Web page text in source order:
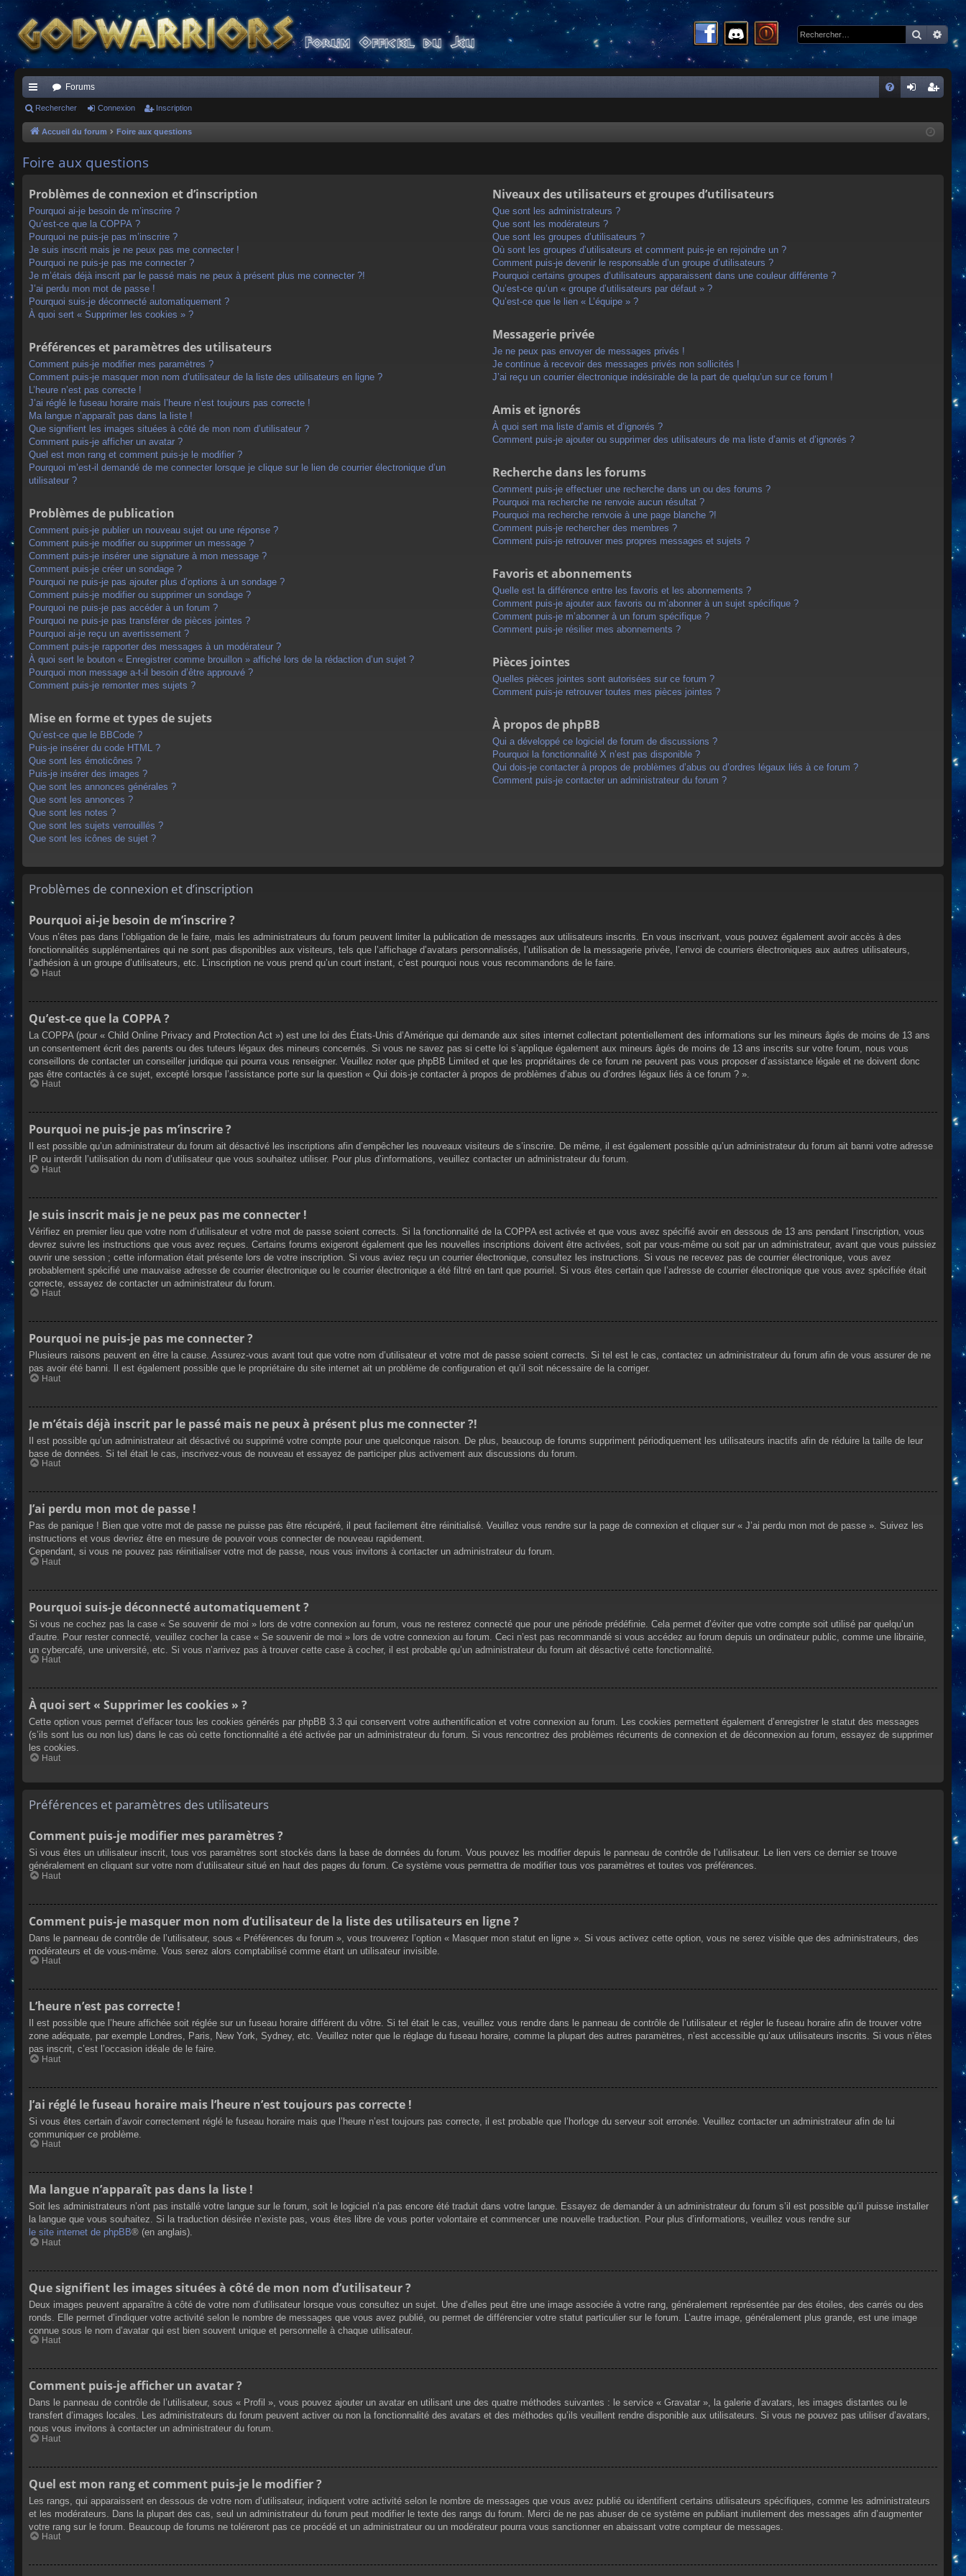
ac
co
s
Forums
cri
Rechercher Connexion Inscription
Accueil du forum Foire aux questions
Foire aux questions
Problèmes de connexion et d’inscription
Pourquoi ai-je besoin de m’inscrire ?
Qu’est-ce que la COPPA ?
Pourquoi ne puis-je pas m’inscrire ?
Je suis inscrit mais je ne peux pas me connecter !
Pourquoi ne puis-je pas me connecter ?
Je m’étais déjà inscrit par le passé mais ne peux à présent plus me connecter ?!
J’ai perdu mon mot de passe !
Pourquoi suis-je déconnecté automatiquement ?
À quoi sert « Supprimer les cookies » ?
Préférences et paramètres des utilisateurs
Comment puis-je modifier mes paramètres ?
Comment puis-je masquer mon nom d’utilisateur de la liste des utilisateurs en ligne ?
L’heure n’est pas correcte !
J’ai réglé le fuseau horaire mais l’heure n’est toujours pas correcte !
Ma langue n’apparaît pas dans la liste !
Que signifient les images situées à côté de mon nom d’utilisateur ?
Comment puis-je afficher un avatar ?
Quel est mon rang et comment puis-je le modifier ?
Pourquoi m’est-il demandé de me connecter lorsque je clique sur le lien de courrier électronique d’un
utilisateur ?
Problèmes de publication
Comment puis-je publier un nouveau sujet ou une réponse ?
Comment puis-je modifier ou supprimer un message ?
Comment puis-je insérer une signature à mon message ?
Comment puis-je créer un sondage ?
Pourquoi ne puis-je pas ajouter plus d’options à un sondage ?
Comment puis-je modifier ou supprimer un sondage ?
Pourquoi ne puis-je pas accéder à un forum ?
Pourquoi ne puis-je pas transférer de pièces jointes ?
Pourquoi ai-je reçu un avertissement ?
Comment puis-je rapporter des messages à un modérateur ?
À quoi sert le bouton « Enregistrer comme brouillon » affiché lors de la rédaction d’un sujet ?
Pourquoi mon message a-t-il besoin d’être approuvé ?
Comment puis-je remonter mes sujets ?
Mise en forme et types de sujets
Qu’est-ce que le BBCode ?
Puis-je insérer du code HTML ?
Que sont les émoticônes ?
Puis-je insérer des images ?
Que sont les annonces générales ?
Que sont les annonces ?
Que sont les notes ?
Que sont les sujets verrouillés ?
Que sont les icônes de sujet ?
Niveaux des utilisateurs et groupes d’utilisateurs
Que sont les administrateurs ?
Que sont les modérateurs ?
Que sont les groupes d’utilisateurs ?
Où sont les groupes d’utilisateurs et comment puis-je en rejoindre un ?
Comment puis-je devenir le responsable d’un groupe d’utilisateurs ?
Pourquoi certains groupes d’utilisateurs apparaissent dans une couleur différente ?
Qu’est-ce qu’un « groupe d’utilisateurs par défaut » ?
Qu’est-ce que le lien « L’équipe » ?
Messagerie privée
Je ne peux pas envoyer de messages privés !
Je continue à recevoir des messages privés non sollicités !
J’ai reçu un courrier électronique indésirable de la part de quelqu’un sur ce forum !
Amis et ignorés
À quoi sert ma liste d’amis et d’ignorés ?
Comment puis-je ajouter ou supprimer des utilisateurs de ma liste d’amis et d’ignorés ?
Recherche dans les forums
Comment puis-je effectuer une recherche dans un ou des forums ?
Pourquoi ma recherche ne renvoie aucun résultat ?
Pourquoi ma recherche renvoie à une page blanche ?!
Comment puis-je rechercher des membres ?
Comment puis-je retrouver mes propres messages et sujets ?
Favoris et abonnements
Quelle est la différence entre les favoris et les abonnements ?
Comment puis-je ajouter aux favoris ou m’abonner à un sujet spécifique ?
Comment puis-je m’abonner à un forum spécifique ?
Comment puis-je résilier mes abonnements ?
Pièces jointes
Quelles pièces jointes sont autorisées sur ce forum ?
Comment puis-je retrouver toutes mes pièces jointes ?
À propos de phpBB
Qui a développé ce logiciel de forum de discussions ?
Pourquoi la fonctionnalité X n’est pas disponible ?
Qui dois-je contacter à propos de problèmes d’abus ou d’ordres légaux liés à ce forum ?
Comment puis-je contacter un administrateur du forum ?
Problèmes de connexion et d’inscription
Pourquoi ai-je besoin de m’inscrire ?
Vous n’êtes pas dans l’obligation de le faire, mais les administrateurs du forum peuvent limiter la publication de messages aux utilisateurs inscrits. En vous inscrivant, vous pouvez également avoir accès à des
fonctionnalités supplémentaires qui ne sont pas disponibles aux visiteurs, tels que l’affichage d’avatars personnalisés, l’utilisation de la messagerie privée, l’envoi de courriers électroniques aux autres utilisateurs,
l’adhésion à un groupe d’utilisateurs, etc. L’inscription ne vous prend qu’un court instant, c’est pourquoi nous vous recommandons de le faire.
Haut
Qu’est-ce que la COPPA ?
La COPPA (pour « Child Online Privacy and Protection Act ») est une loi des États-Unis d’Amérique qui demande aux sites internet collectant potentiellement des informations sur les mineurs âgés de moins de 13 ans
un consentement écrit des parents ou des tuteurs légaux des mineurs concernés. Si vous ne savez pas si cette loi s’applique également aux mineurs âgés de moins de 13 ans inscrits sur votre forum, nous vous
conseillons de contacter un conseiller juridique qui pourra vous renseigner. Veuillez noter que phpBB Limited et que les propriétaires de ce forum ne peuvent pas vous proposer d’assistance légale et ne doivent donc
pas être contactés à ce sujet, excepté lorsque l’assistance porte sur la question « Qui dois-je contacter à propos de problèmes d’abus ou d’ordres légaux liés à ce forum ? ».
Haut
Pourquoi ne puis-je pas m’inscrire ?
Il est possible qu’un administrateur du forum ait désactivé les inscriptions afin d’empêcher les nouveaux visiteurs de s’inscrire. De même, il est également possible qu’un administrateur du forum ait banni votre adresse
IP ou interdit l’utilisation du nom d’utilisateur que vous souhaitez utiliser. Pour plus d’informations, veuillez contacter un administrateur du forum.
Haut
Je suis inscrit mais je ne peux pas me connecter !
Vérifiez en premier lieu que votre nom d’utilisateur et votre mot de passe soient corrects. Si la fonctionnalité de la COPPA est activée et que vous avez spécifié avoir en dessous de 13 ans pendant l’inscription, vous
devrez suivre les instructions que vous avez reçues. Certains forums exigeront également que les nouvelles inscriptions doivent être activées, soit par vous-même ou soit par un administrateur, avant que vous puissiez
ouvrir une session ; cette information était présente lors de votre inscription. Si vous aviez reçu un courrier électronique, consultez les instructions. Si vous ne recevez pas de courrier électronique, vous avez
probablement spécifié une mauvaise adresse de courrier électronique ou le courrier électronique a été filtré en tant que pourriel. Si vous êtes certain que l’adresse de courrier électronique que vous avez spécifiée était
correcte, essayez de contacter un administrateur du forum.
Haut
Pourquoi ne puis-je pas me connecter ?
Plusieurs raisons peuvent en être la cause. Assurez-vous avant tout que votre nom d’utilisateur et votre mot de passe soient corrects. Si tel est le cas, contactez un administrateur du forum afin de vous assurer de ne
pas avoir été banni. Il est également possible que le propriétaire du site internet ait un problème de configuration et qu’il soit nécessaire de la corriger.
Haut
Je m’étais déjà inscrit par le passé mais ne peux à présent plus me connecter ?!
Il est possible qu’un administrateur ait désactivé ou supprimé votre compte pour une quelconque raison. De plus, beaucoup de forums suppriment périodiquement les utilisateurs inactifs afin de réduire la taille de leur
base de données. Si tel était le cas, inscrivez-vous de nouveau et essayez de participer plus activement aux discussions du forum.
Haut
J’ai perdu mon mot de passe !
Pas de panique ! Bien que votre mot de passe ne puisse pas être récupéré, il peut facilement être réinitialisé. Veuillez vous rendre sur la page de connexion et cliquer sur « J’ai perdu mon mot de passe ». Suivez les
instructions et vous devriez être en mesure de pouvoir vous connecter de nouveau rapidement.
Cependant, si vous ne pouvez pas réinitialiser votre mot de passe, nous vous invitons à contacter un administrateur du forum.
Haut
Pourquoi suis-je déconnecté automatiquement ?
Si vous ne cochez pas la case « Se souvenir de moi » lors de votre connexion au forum, vous ne resterez connecté que pour une période prédéfinie. Cela permet d’éviter que votre compte soit utilisé par quelqu’un
d’autre. Pour rester connecté, veuillez cocher la case « Se souvenir de moi » lors de votre connexion au forum. Ceci n’est pas recommandé si vous accédez au forum depuis un ordinateur public, comme une librairie,
un cybercafé, une université, etc. Si vous n’arrivez pas à trouver cette case à cocher, il est probable qu’un administrateur du forum ait désactivé cette fonctionnalité.
Haut
À quoi sert « Supprimer les cookies » ?
Cette option vous permet d’effacer tous les cookies générés par phpBB 3.3 qui conservent votre authentification et votre connexion au forum. Les cookies permettent également d’enregistrer le statut des messages
(s’ils sont lus ou non lus) dans le cas où cette fonctionnalité a été activée par un administrateur du forum. Si vous rencontrez des problèmes récurrents de connexion et de déconnexion au forum, essayez de supprimer
les cookies.
Haut
Préférences et paramètres des utilisateurs
Comment puis-je modifier mes paramètres ?
Si vous êtes un utilisateur inscrit, tous vos paramètres sont stockés dans la base de données du forum. Vous pouvez les modifier depuis le panneau de contrôle de l’utilisateur. Le lien vers ce dernier se trouve
généralement en cliquant sur votre nom d’utilisateur situé en haut des pages du forum. Ce système vous permettra de modifier tous vos paramètres et toutes vos préférences.
Haut
Comment puis-je masquer mon nom d’utilisateur de la liste des utilisateurs en ligne ?
Dans le panneau de contrôle de l’utilisateur, sous « Préférences du forum », vous trouverez l’option « Masquer mon statut en ligne ». Si vous activez cette option, vous ne serez visible que des administrateurs, des
modérateurs et de vous-même. Vous serez alors comptabilisé comme étant un utilisateur invisible.
Haut
L’heure n’est pas correcte !
Il est possible que l’heure affichée soit réglée sur un fuseau horaire différent du vôtre. Si tel était le cas, veuillez vous rendre dans le panneau de contrôle de l’utilisateur et régler le fuseau horaire afin de trouver votre
zone adéquate, par exemple Londres, Paris, New York, Sydney, etc. Veuillez noter que le réglage du fuseau horaire, comme la plupart des autres paramètres, n’est accessible qu’aux utilisateurs inscrits. Si vous n’êtes
pas inscrit, c’est l’occasion idéale de le faire.
Haut
J’ai réglé le fuseau horaire mais l’heure n’est toujours pas correcte !
Si vous êtes certain d’avoir correctement réglé le fuseau horaire mais que l’heure n’est toujours pas correcte, il est probable que l’horloge du serveur soit erronée. Veuillez contacter un administrateur afin de lui
communiquer ce problème.
Haut
Ma langue n’apparaît pas dans la liste !
Soit les administrateurs n’ont pas installé votre langue sur le forum, soit le logiciel n’a pas encore été traduit dans votre langue. Essayez de demander à un administrateur du forum s’il est possible qu’il puisse installer
la langue que vous souhaitez. Si la traduction désirée n’existe pas, vous êtes libre de vous porter volontaire et commencer une nouvelle traduction. Pour plus d’informations, veuillez vous rendre sur
le site internet de phpBB® (en anglais).
Haut
Que signifient les images situées à côté de mon nom d’utilisateur ?
Deux images peuvent apparaître à côté de votre nom d’utilisateur lorsque vous consultez un sujet. Une d’elles peut être une image associée à votre rang, généralement représentée par des étoiles, des carrés ou des
ronds. Elle permet d’indiquer votre activité selon le nombre de messages que vous avez publié, ou permet de différencier votre statut particulier sur le forum. L’autre image, généralement plus grande, est une image
connue sous le nom d’avatar qui est bien souvent unique et personnelle à chaque utilisateur.
Haut
Comment puis-je afficher un avatar ?
Dans le panneau de contrôle de l’utilisateur, sous « Profil », vous pouvez ajouter un avatar en utilisant une des quatre méthodes suivantes : le service « Gravatar », la galerie d’avatars, les images distantes ou le
transfert d’images locales. Les administrateurs du forum peuvent activer ou non la fonctionnalité des avatars et des méthodes qu’ils veuillent rendre disponible aux utilisateurs. Si vous ne pouvez pas utiliser d’avatars,
nous vous invitons à contacter un administrateur du forum.
Haut
Quel est mon rang et comment puis-je le modifier ?
Les rangs, qui apparaissent en dessous de votre nom d’utilisateur, indiquent votre activité selon le nombre de messages que vous avez publié ou identifient certains utilisateurs spécifiques, comme les administrateurs
et les modérateurs. Dans la plupart des cas, seul un administrateur du forum peut modifier le texte des rangs du forum. Merci de ne pas abuser de ce système en publiant inutilement des messages afin d’augmenter
votre rang sur le forum. Beaucoup de forums ne toléreront pas ce procédé et un administrateur ou un modérateur pourra vous sanctionner en abaissant votre compteur de messages.
Haut